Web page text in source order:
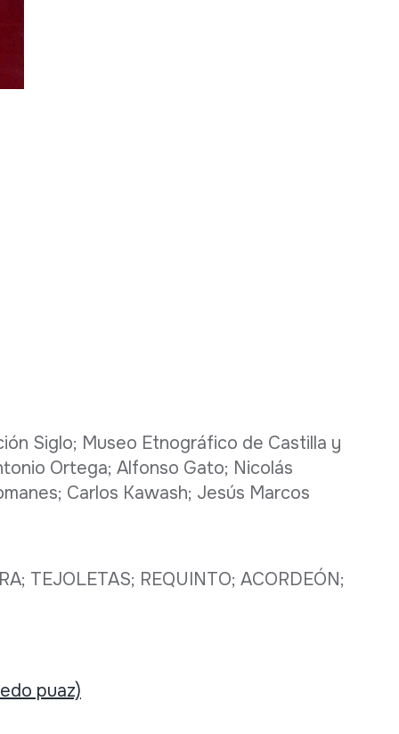
Siglo; Museo Etnográfico de Castilla y
Ortega; Alfonso Gato; Nicolás
Carlos Kawash; Jesús Marcos
TEJOLETAS; REQUINTO; ACORDEÓN;
puaz)